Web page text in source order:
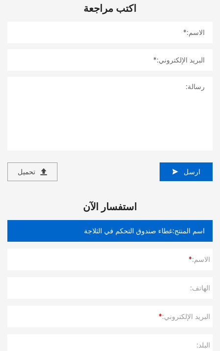
اكتب مراجعة
ارسل تحميل
استفسار الآن
الاسم:*
الهاتف:
البريد الإلكتروني:*
البلد: